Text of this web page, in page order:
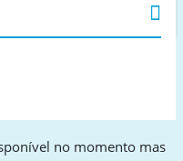
no momento mas